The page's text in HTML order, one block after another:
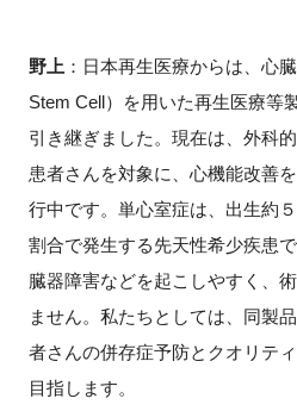
野上 ：日本再生医療からは、心
Stem Cell）を用いた再生医療等
引き継ぎました。現在は、外科
患者さんを対象に、心機能改善
行中です。単心室症は、出生約
割合で発生する先天性希少疾患
臓器障害などを起こしやすく、
ません。私たちとしては、同製
者さんの併存症予防とクオリテ
目指します。